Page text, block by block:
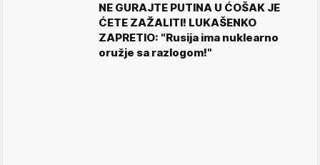
NE GURAJTE PUTINA U ĆOŠAK JE
ĆETE ZAŽALITI! LUKAŠENKO
ZAPRETIO: "Rusija ima nuklearno
oružje sa razlogom!"